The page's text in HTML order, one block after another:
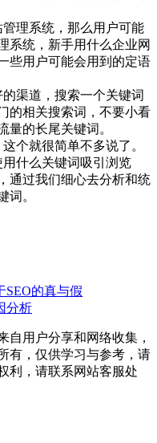
理系统，那么用户可能
系统，新手用什么企业网
些用户可能会用到的定语
渠道，搜索一个关键词
的相关搜索词，不要小看
量的长尾关键词。
个就很简单不多说了。
什么关键词吸引浏览
通过我们细心去分析和统
词。
SEO的真与假
分析
自用户分享和网络收集，
有，仅供学习与参考，请
利，请联系网站客服处